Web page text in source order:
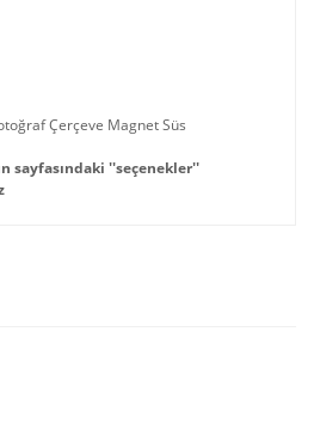
Çerçeve Magnet Süs
sayfasındaki ''seçenekler''